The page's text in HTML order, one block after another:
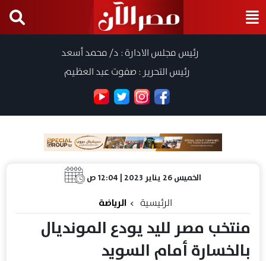
رئيس مجلس الادارة : د/ محمد أسعد
رئيس التحرير : صفوت عبد العظيم
الخميس 26 يناير 2023 | 12:04 ص
الرئيسية الرياضة
منتخب مصر لليد يودع المونديال
بالخسارة أمام السويد